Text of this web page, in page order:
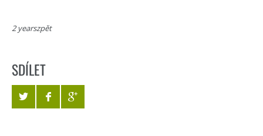
2 yearszpět
SDÍLET